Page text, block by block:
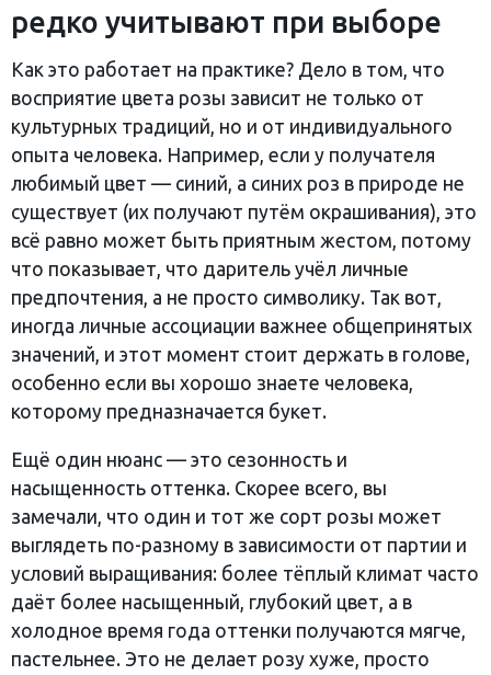
редко учитывают при выборе
Как это работает на практике? Дело в том, что
восприятие цвета розы зависит не только от
культурных традиций, но и от индивидуального
опыта человека. Например, если у получателя
любимый цвет — синий, а синих роз в природе не
существует (их получают путём окрашивания), это
всё равно может быть приятным жестом, потому
что показывает, что даритель учёл личные
предпочтения, а не просто символику. Так вот,
иногда личные ассоциации важнее общепринятых
значений, и этот момент стоит держать в голове,
особенно если вы хорошо знаете человека,
которому предназначается букет.
Ещё один нюанс — это сезонность и
насыщенность оттенка. Скорее всего, вы
замечали, что один и тот же сорт розы может
выглядеть по-разному в зависимости от партии и
условий выращивания: более тёплый климат часто
даёт более насыщенный, глубокий цвет, а в
холодное время года оттенки получаются мягче,
пастельнее. Это не делает розу хуже, просто